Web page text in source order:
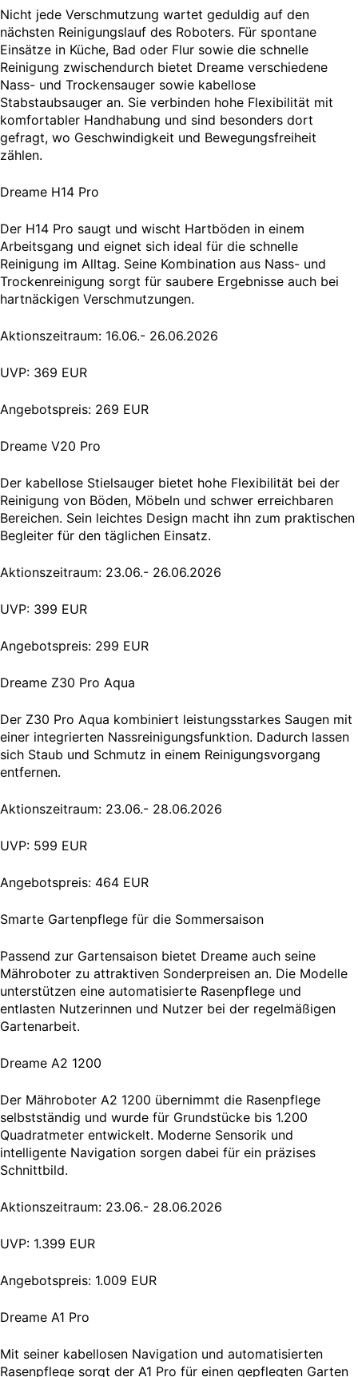
Nicht jede Verschmutzung wartet geduldig auf den
nächsten Reinigungslauf des Roboters. Für spontane
Einsätze in Küche, Bad oder Flur sowie die schnelle
Reinigung zwischendurch bietet Dreame verschiedene
Nass- und Trockensauger sowie kabellose
Stabstaubsauger an. Sie verbinden hohe Flexibilität mit
komfortabler Handhabung und sind besonders dort
gefragt, wo Geschwindigkeit und Bewegungsfreiheit
zählen.
Dreame H14 Pro
Der H14 Pro saugt und wischt Hartböden in einem
Arbeitsgang und eignet sich ideal für die schnelle
Reinigung im Alltag. Seine Kombination aus Nass- und
Trockenreinigung sorgt für saubere Ergebnisse auch bei
hartnäckigen Verschmutzungen.
Aktionszeitraum: 16.06.- 26.06.2026
UVP: 369 EUR
Angebotspreis: 269 EUR
Dreame V20 Pro
Der kabellose Stielsauger bietet hohe Flexibilität bei der
Reinigung von Böden, Möbeln und schwer erreichbaren
Bereichen. Sein leichtes Design macht ihn zum praktischen
Begleiter für den täglichen Einsatz.
Aktionszeitraum: 23.06.- 26.06.2026
UVP: 399 EUR
Angebotspreis: 299 EUR
Dreame Z30 Pro Aqua
Der Z30 Pro Aqua kombiniert leistungsstarkes Saugen mit
einer integrierten Nassreinigungsfunktion. Dadurch lassen
sich Staub und Schmutz in einem Reinigungsvorgang
entfernen.
Aktionszeitraum: 23.06.- 28.06.2026
UVP: 599 EUR
Angebotspreis: 464 EUR
Smarte Gartenpflege für die Sommersaison
Passend zur Gartensaison bietet Dreame auch seine
Mähroboter zu attraktiven Sonderpreisen an. Die Modelle
unterstützen eine automatisierte Rasenpflege und
entlasten Nutzerinnen und Nutzer bei der regelmäßigen
Gartenarbeit.
Dreame A2 1200
Der Mähroboter A2 1200 übernimmt die Rasenpflege
selbstständig und wurde für Grundstücke bis 1.200
Quadratmeter entwickelt. Moderne Sensorik und
intelligente Navigation sorgen dabei für ein präzises
Schnittbild.
Aktionszeitraum: 23.06.- 28.06.2026
UVP: 1.399 EUR
Angebotspreis: 1.009 EUR
Dreame A1 Pro
Mit seiner kabellosen Navigation und automatisierten
Rasenpflege sorgt der A1 Pro für einen gepflegten Garten